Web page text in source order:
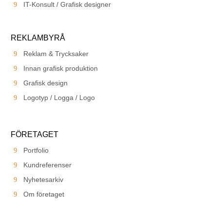
IT-Konsult / Grafisk designer
REKLAMBYRÅ
Reklam & Trycksaker
Innan grafisk produktion
Grafisk design
Logotyp / Logga / Logo
FÖRETAGET
Portfolio
Kundreferenser
Nyhetesarkiv
Om företaget